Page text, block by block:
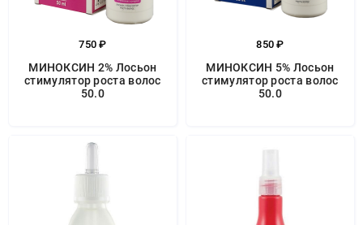
750 ₽
МИНОКСИН 2% Лосьон
стимулятор роста волос
50.0
850 ₽
МИНОКСИН 5% Лосьон
стимулятор роста волос
50.0